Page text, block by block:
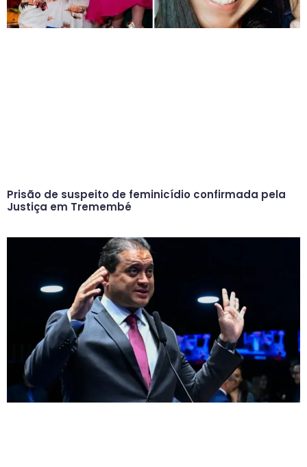
Prisão de suspeito de feminicídio confirmada pela
Justiça em Tremembé